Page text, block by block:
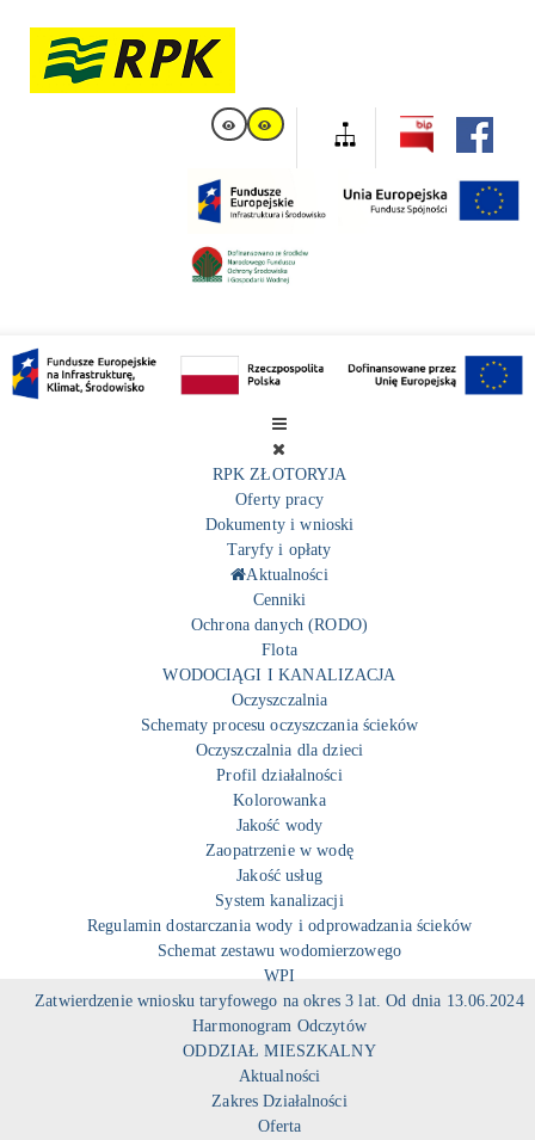
RPK ZŁOTORYJA
Oferty pracy
Dokumenty i wnioski
Taryfy i opłaty
Aktualności
Cenniki
Ochrona danych (RODO)
Flota
WODOCIĄGI I KANALIZACJA
Oczyszczalnia
Schematy procesu oczyszczania ścieków
Oczyszczalnia dla dzieci
Profil działalności
Kolorowanka
Jakość wody
Zaopatrzenie w wodę
Jakość usług
System kanalizacji
Regulamin dostarczania wody i odprowadzania ścieków
Schemat zestawu wodomierzowego
WPI
Zatwierdzenie wniosku taryfowego na okres 3 lat. Od dnia 13.06.2024
Harmonogram Odczytów
ODDZIAŁ MIESZKALNY
Aktualności
Zakres Działalności
Oferta